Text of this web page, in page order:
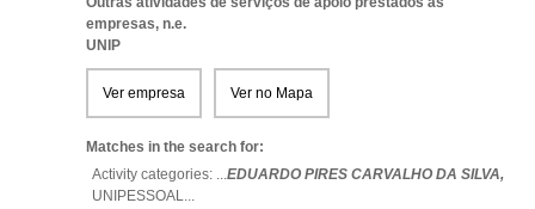
empresas, n.e.
UNIP
Ver empresa Ver no Mapa
Matches in the search for:
Activity categories: ...EDUARDO PIRES CARVALHO DA SILVA,
UNIPESSOAL...